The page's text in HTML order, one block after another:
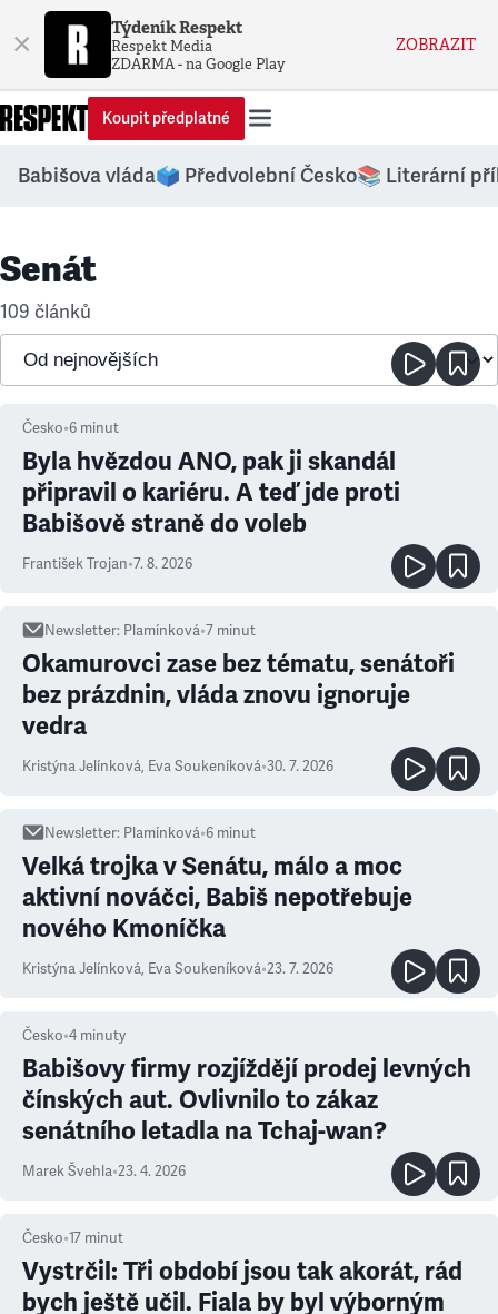
× Týdeník Respekt
Respekt Media
ZDARMA - na Google Play
ZOBRAZIT
Koupit předplatné
Babišova vláda🗳️ Předvolební Česko📚 Literární
Senát
109 článků
Česko•6 minut
Byla hvězdou ANO, pak ji skandál
připravil o kariéru. A teď jde proti
Babišově straně do voleb
František Trojan•7. 8. 2026
Newsletter: Plamínková•7 minut
Okamurovci zase bez tématu, senátoři
bez prázdnin, vláda znovu ignoruje
vedra
Kristýna Jelínková, Eva Soukeníková•30. 7. 2026
Newsletter: Plamínková•6 minut
Velká trojka v Senátu, málo a moc
aktivní nováčci, Babiš nepotřebuje
nového Kmoníčka
Kristýna Jelínková, Eva Soukeníková•23. 7. 2026
Česko•4 minuty
Babišovy firmy rozjíždějí prodej levných
čínských aut. Ovlivnilo to zákaz
senátního letadla na Tchaj-wan?
Marek Švehla•23. 4. 2026
Česko•17 minut
Vystrčil: Tři období jsou tak akorát, rád
bych ještě učil. Fiala by byl výborným